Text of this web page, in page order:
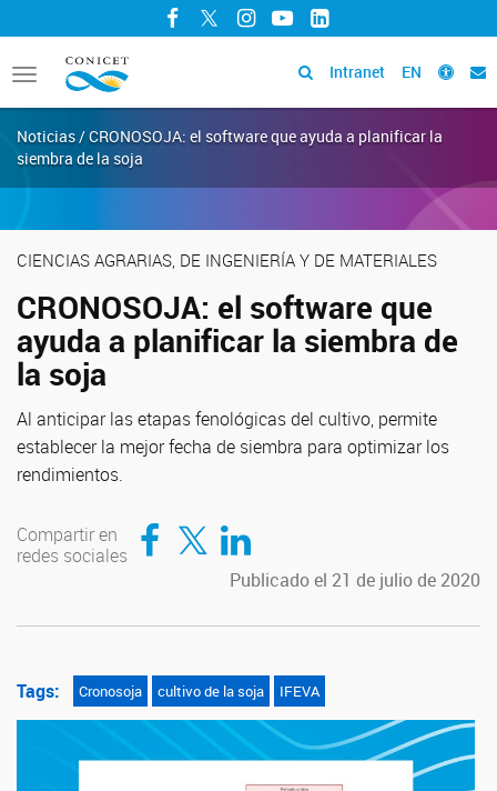
Facebook
TwitterInstagram
YouTubeLinkedIn
Toggle
navigation
Intranet EN
Noticias / CRONOSOJA: el software que ayuda a planificar la
siembra de la soja
CIENCIAS AGRARIAS, DE INGENIERÍA Y DE MATERIALES
CRONOSOJA: el software que
ayuda a planificar la siembra de
la soja
Al anticipar las etapas fenológicas del cultivo, permite
establecer la mejor fecha de siembra para optimizar los
rendimientos.
Compartir en
redes sociales
Compartir en Facebook
Compartir en TwitterCompartir en LinkedIn
Publicado el 21 de julio de 2020
Tags: Cronosoja cultivo de la soja IFEVA